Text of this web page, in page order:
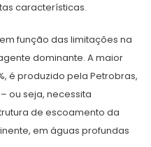
características.
função das limitações na
dominante. A maior
é produzido pela Petrobras,
ou seja, necessita
de escoamento da
em águas profundas